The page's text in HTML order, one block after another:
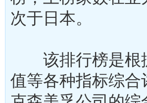
次于日本。
该排行榜是根
值等各种指标综